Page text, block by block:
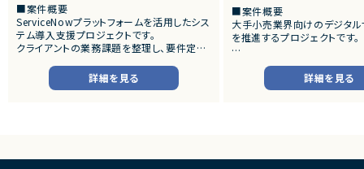
■案件概要
ServiceNowプラットフォームを活用したシス
テム導入支援プロジェクトです。
クライアントの業務課題を整理し、要件定義
だきます。
詳細を見る
■案件概要
大手小売業界向けのデジタ
を推進するプロジェクトです。
■プロダクトやサービスの概
・店舗向けスマホアプリおよ
システムの継続的なエンハ
詳細を見る